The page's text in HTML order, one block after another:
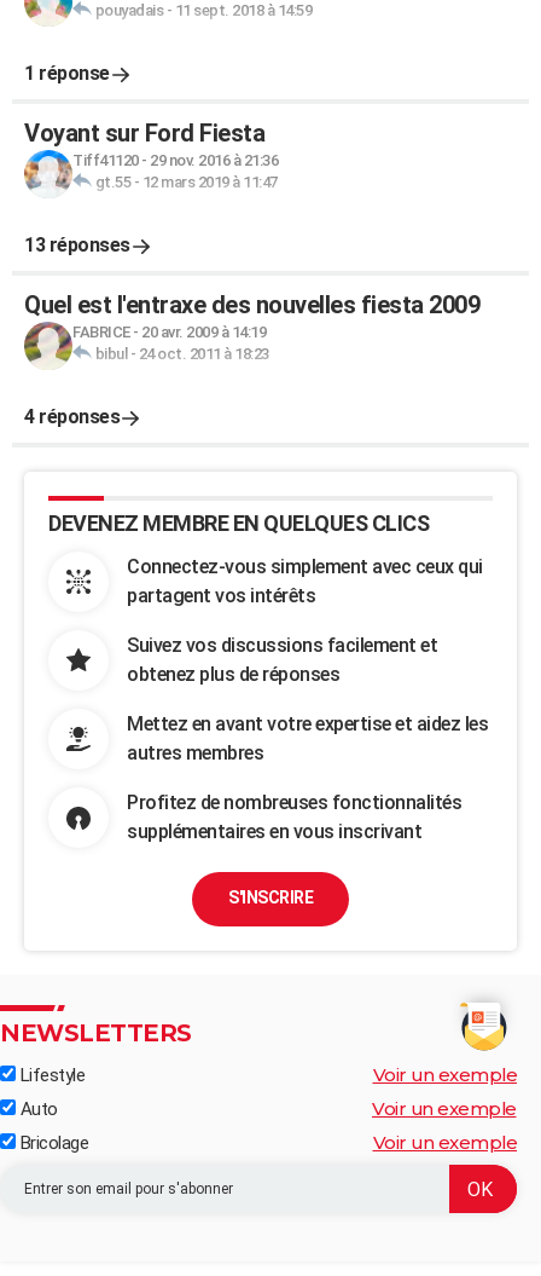
pouyadais- 11 sept. 2018 à 14:59
1 réponse
Voyant sur Ford Fiesta
Tiff41120- 29 nov. 2016 à 21:36
gt.55- 12 mars 2019 à 11:47
13 réponses
Quel est l'entraxe des nouvelles fiesta 2009
FABRICE- 20 avr. 2009 à 14:19
bibul - 24 oct. 2011 à 18:23
4 réponses
DEVENEZ MEMBRE EN QUELQUES CLICS
Connectez-vous simplement avec ceux qui
partagent vos intérêts
Suivez vos discussions facilement et
obtenez plus de réponses
Mettez en avant votre expertise et aidez les
autres membres
Profitez de nombreuses fonctionnalités
supplémentaires en vous inscrivant
S'INSCRIRE
NEWSLETTERS
Lifestyle Voir un exemple
Auto Voir un exemple
Bricolage Voir un exemple